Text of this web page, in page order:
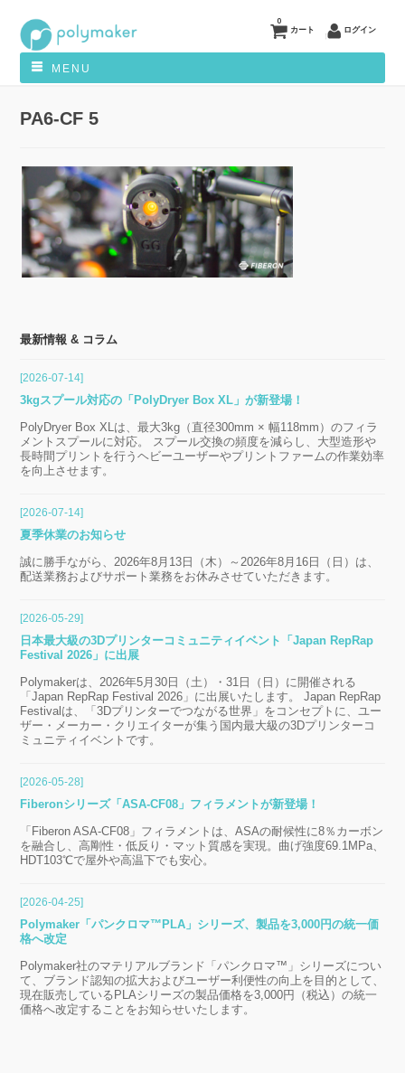
カート
0
ログイン
MENU
PA6-CF 5
最新情報 & コラム
[2026-07-14]
3kgスプール対応の「PolyDryer Box XL」が新登場！
PolyDryer Box XLは、最大3kg（直径300mm × 幅118mm）のフィラ
メントスプールに対応。 スプール交換の頻度を減らし、大型造形や
長時間プリントを行うヘビーユーザーやプリントファームの作業効率
を向上させます。
[2026-07-14]
夏季休業のお知らせ
誠に勝手ながら、2026年8月13日（木）～2026年8月16日（日）は、
配送業務およびサポート業務をお休みさせていただきます。
[2026-05-29]
日本最大級の3Dプリンターコミュニティイベント「Japan RepRap
Festival 2026」に出展
Polymakerは、2026年5月30日（土）・31日（日）に開催される
「Japan RepRap Festival 2026」に出展いたします。 Japan RepRap
Festivalは、「3Dプリンターでつながる世界」をコンセプトに、ユー
ザー・メーカー・クリエイターが集う国内最大級の3Dプリンターコ
ミュニティイベントです。
[2026-05-28]
Fiberonシリーズ「ASA-CF08」フィラメントが新登場！
「Fiberon ASA-CF08」フィラメントは、ASAの耐候性に8％カーボン
を融合し、高剛性・低反り・マット質感を実現。曲げ強度69.1MPa、
HDT103℃で屋外や高温下でも安心。
[2026-04-25]
Polymaker「パンクロマ™PLA」シリーズ、製品を3,000円の統一価
格へ改定
Polymaker社のマテリアルブランド「パンクロマ™」シリーズについ
て、ブランド認知の拡大およびユーザー利便性の向上を目的として、
現在販売しているPLAシリーズの製品価格を3,000円（税込）の統一
価格へ改定することをお知らせいたします。